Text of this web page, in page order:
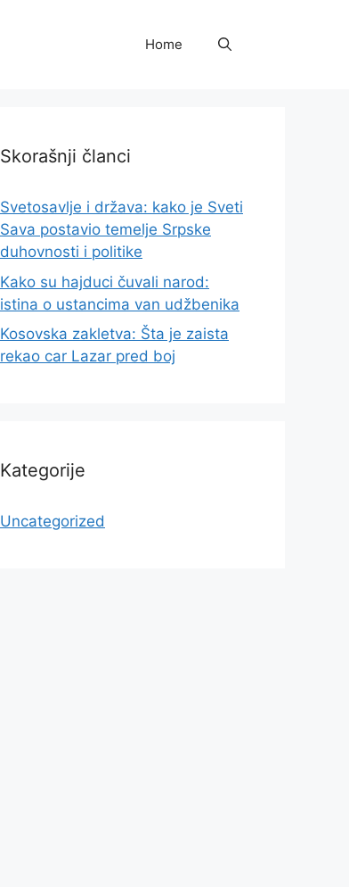
Home
Skorašnji članci
Svetosavlje i država: kako je Sveti
Sava postavio temelje Srpske
duhovnosti i politike
Kako su hajduci čuvali narod:
istina o ustancima van udžbenika
Kosovska zakletva: Šta je zaista
rekao car Lazar pred boj
Kategorije
Uncategorized